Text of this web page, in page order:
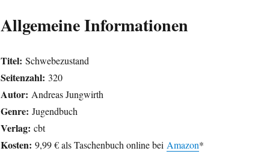
Allgemeine Informationen
Titel: Schwebezustand
Seitenzahl: 320
Autor: Andreas Jungwirth
Genre: Jugendbuch
Verlag: cbt
Kosten: 9,99 € als Taschenbuch online bei Amazon*